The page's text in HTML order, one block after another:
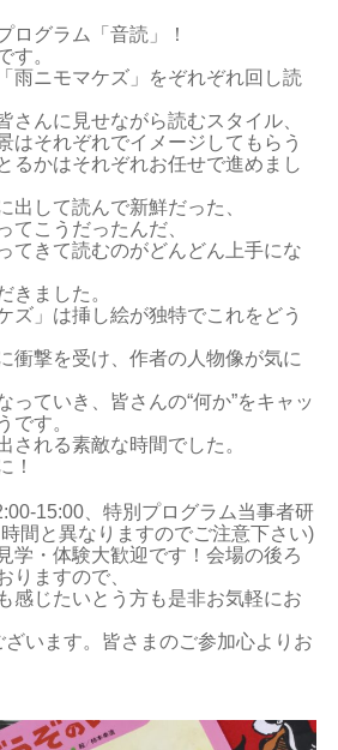
ログラム「音読」！
す。
雨ニモマケズ」をぞれぞれ回し読
さんに見せながら読むスタイル、
はそれぞれでイメージしてもらう
るかはそれぞれお任せで進めまし
出して読んで新鮮だった、
てこうだったんだ、
てきて読むのがどんどん上手にな
きました。
ズ」は挿し絵が独特でこれをどう
衝撃を受け、作者の人物像が気に
っていき、皆さんの“何か”をキャッ
です。
される素敵な時間でした。
！
15:00、特別プログラム当事者研
間と異なりますのでご注意下さい)
学・体験大歓迎です！会場の後ろ
りますので、
感じたいとう方も是非お気軽にお
います。皆さまのご参加心よりお